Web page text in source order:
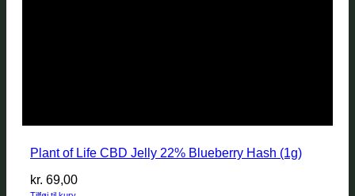
Plant of Life CBD Jelly 22% Blueberry Hash (1g)
kr. 69,00